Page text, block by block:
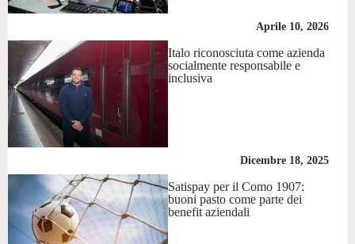
Aprile 10, 2026
Italo riconosciuta come azienda
socialmente responsabile e
inclusiva
Dicembre 18, 2025
Satispay per il Como 1907:
buoni pasto come parte dei
benefit aziendali